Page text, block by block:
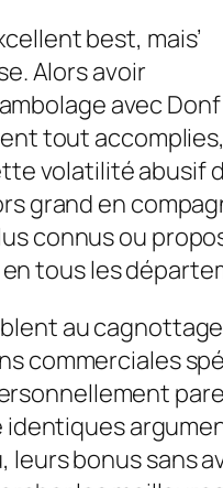
best, mais’
Alors avoir
avec
tout
volatilité abusif
grand en
connus ou
tous les
au
commerciales
bonus sans